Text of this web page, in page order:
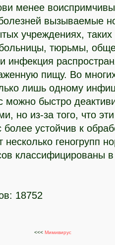
менее
вызываемые
учреждениях,
тюрьмы,
инфекция
пищу. Во
лишь одному
можно быстро
но из-за того, что
более устойчив к
несколько геногрупп
классифицированы
18752
<<< Мимивирус